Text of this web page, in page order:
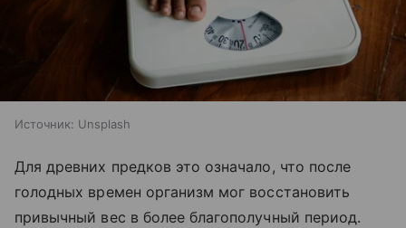
Источник: Unsplash
Для древних предков это означало, что после
голодных времен организм мог восстановить
привычный вес в более благополучный период.